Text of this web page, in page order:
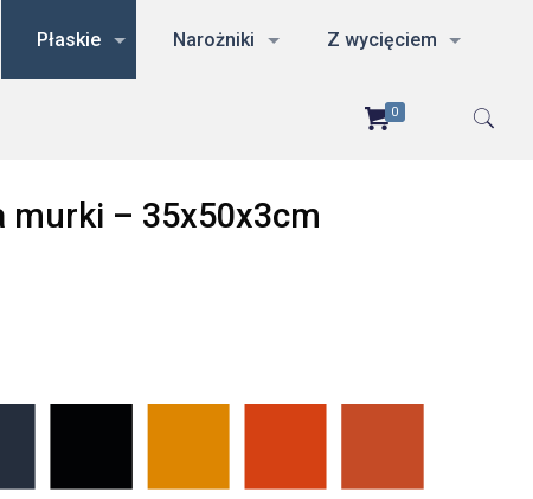
Płaskie Narożniki Z wycięciem
0
murki – 35x50x3cm